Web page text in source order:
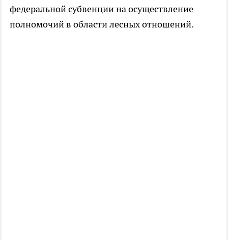
федеральной субвенции на осуществление
полномочий в области лесных отношений.